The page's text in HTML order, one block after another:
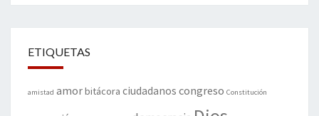
ETIQUETAS
amistad amorbitácora ciudadanos congreso Constitución